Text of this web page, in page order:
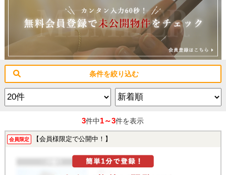
条件を絞り込む
3件中1～3件を表示
会員限定 【会員様限定で公開中！】